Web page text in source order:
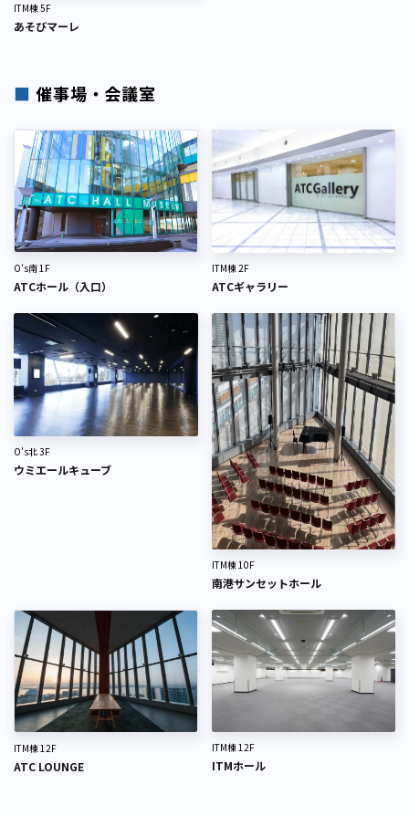
ITM棟 5F
あそびマーレ
■ 催事場・会議室
O's南 1F
ATCホール（入口）
ITM棟 2F
ATCギャラリー
O's北 3F
ウミエールキューブ
ITM棟 10F
南港サンセットホール
ITM棟 12F
ATC LOUNGE
ITM棟 12F
ITMホール